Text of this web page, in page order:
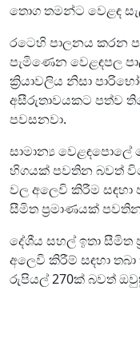
තොග තමන්ට වෙළඳ
රටෙහි පාලනය කරන
පැමිණෙන වෙළඳපල
ක්‍රියාවලිය නිසා
අසීරුතාවයකට පත්ව
පවසනවා.
සාමාන්‍ය වෙළඳපොලේ
හිගයක් පවතින බවත්
වල අලෙවි කිරීම
සීමිත ප්‍රමාණයක්
දේශීය සහල් ඉතා සීමිත
අලෙවි කිරීම් සඳහා
රුපියල් 270ක් බවත්